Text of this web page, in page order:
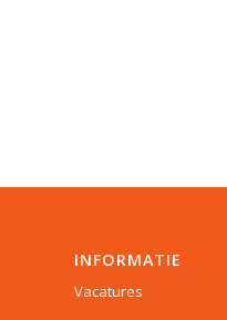
INFORMATIE
Vacatures